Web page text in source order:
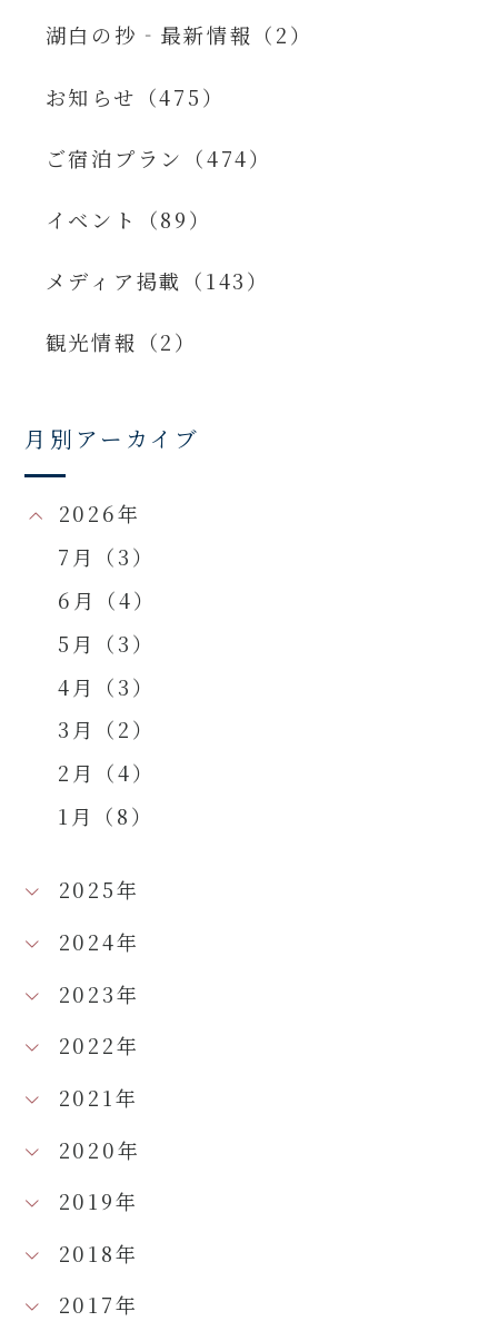
湖白の抄‐最新情報（2）
お知らせ（475）
ご宿泊プラン（474）
イベント（89）
メディア掲載（143）
観光情報（2）
月別アーカイブ
2026年
7月（3）
6月（4）
5月（3）
4月（3）
3月（2）
2月（4）
1月（8）
2025年
2024年
2023年
2022年
2021年
2020年
2019年
2018年
2017年